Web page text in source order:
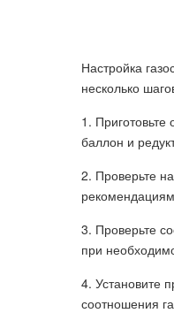
Настройка
несколько
1.
баллон и
2. Проверьте
3. Проверьте
при
4. Установите
соотношения